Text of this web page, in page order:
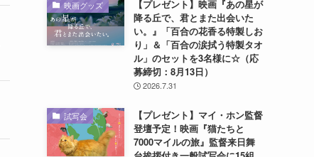
映画グッズ
【プレゼント】映画『あの星が
降る丘で、君とまた出会いた
い。』「百合の花香る特製しお
り」＆「百合の涙拭う特製タオ
ル」のセットを3名様に☆（応
募締切：8月13日）
2026.7.31
試写会
【プレゼント】マイ・ホン監督
登壇予定！映画『猫たちと
7000マイルの旅』監督来日舞